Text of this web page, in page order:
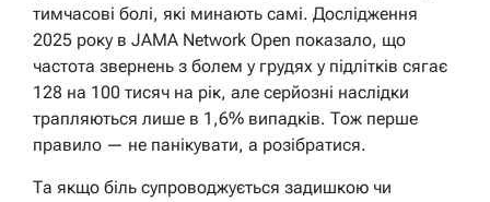
тимчасові болі, які минають самі. Дослідження
2025 року в JAMA Network Open показало, що
частота звернень з болем у грудях у підлітків сягає
128 на 100 тисяч на рік, але серйозні наслідки
трапляються лише в 1,6% випадків. Тож перше
правило — не панікувати, а розібратися.
Та якщо біль супроводжується задишкою чи